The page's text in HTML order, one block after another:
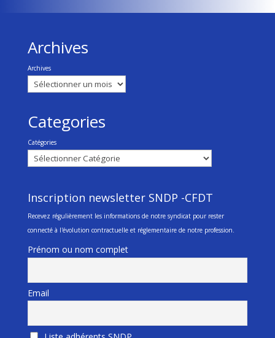
Archives
Archives
Categories
Catégories
Inscription newsletter SNDP -CFDT
Recevez régulièrement les informations de notre syndicat pour rester
connecté à l'évolution contractuelle et réglementaire de notre profession.
Prénom ou nom complet
Email